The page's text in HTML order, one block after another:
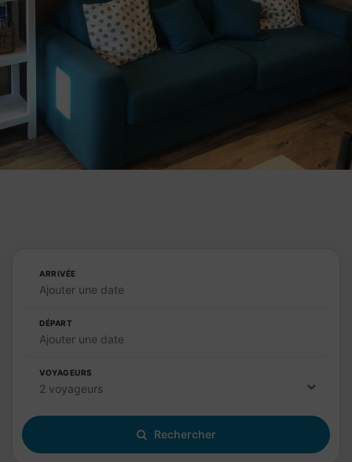
ARRIVÉE
Ajouter une date
DÉPART
Ajouter une date
VOYAGEURS
2 voyageurs
Rechercher